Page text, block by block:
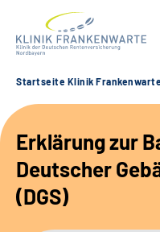
Unsere Klinik
Leistungsangebot
Fachbereiche
Startseite Klinik
Erklärung zur
Deutscher
(DGS)